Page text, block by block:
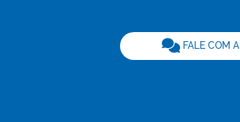
FALE COM A